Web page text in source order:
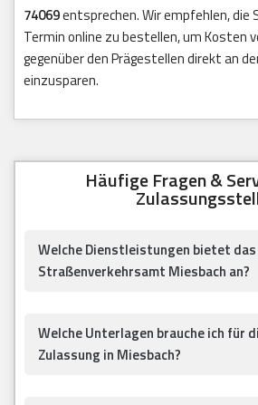
74069entsprechen. Wir empfehlen, die
Termin online zu bestellen, um Kosten
gegenüber den Prägestellen direkt an
einzusparen.
Häufige Fragen &
Welche Dienstleistungen bietet das
Straßenverkehrsamt Miesbach an?
Welche Unterlagen brauche ich für
Zulassung in Miesbach?